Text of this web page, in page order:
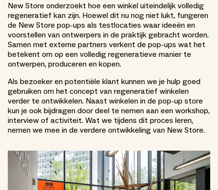
New Store onderzoekt hoe een winkel uiteindelijk volledig
regeneratief kan zijn. Hoewel dit nu nog niet lukt, fungeren
de New Store pop-ups als testlocaties waar ideeën en
voorstellen van ontwerpers in de praktijk gebracht worden.
Samen met externe partners verkent de pop-ups wat het
betekent om op een volledig regeneratieve manier te
ontwerpen, produceren en kopen.
Als bezoeker en potentiële klant kunnen we je hulp goed
gebruiken om het concept van regeneratief winkelen
verder te ontwikkelen. Naast winkelen in de pop-up store
kun je ook bijdragen door deel te nemen aan een workshop,
interview of activiteit. Wat we tijdens dit proces leren,
nemen we mee in de verdere ontwikkeling van New Store.